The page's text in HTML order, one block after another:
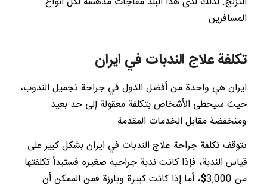
المسافرين.
تكلفة علاج الندبات في ايران
ايران هي واحدة من أفضل الدول في جراحة تجميل الندوب،
حيث سيحظى الأشخاص بتكلفة معقولة إلى حد بعيد
ومنخفضة مقابل الخدمات المقدمة.
تتوقف تكلفة جراحة علاج الندبات في ايران بشكل كبير على
قياس الندبة، فإذا كانت ندبة جراحية صغيرة فستبدأ تكلفتها
من 3,000
$، أما إذا كانت كبيرة وبارزة فمن الممكن أن